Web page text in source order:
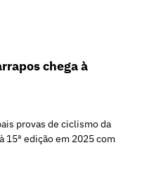
chega à
provas de ciclismo da
15ª edição em 2025 com